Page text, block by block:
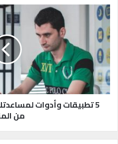
ع
ت
ط
ب
ي
ق
ا
ت
V
ن
5
ت
ط
ب
ي
ق
ا
ت
و
ا
5 تطبيقات وأدوات
من